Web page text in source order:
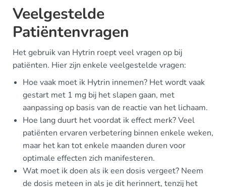
Veelgestelde
Patiëntenvragen
Het gebruik van Hytrin roept veel vragen op bij
patiënten. Hier zijn enkele veelgestelde vragen:
Hoe vaak moet ik Hytrin innemen? Het wordt vaak
gestart met 1 mg bij het slapen gaan, met
aanpassing op basis van de reactie van het lichaam.
Hoe lang duurt het voordat ik effect merk? Veel
patiënten ervaren verbetering binnen enkele weken,
maar het kan tot enkele maanden duren voor
optimale effecten zich manifesteren.
Wat moet ik doen als ik een dosis vergeet? Neem
de dosis meteen in als je dit herinnert, tenzij het